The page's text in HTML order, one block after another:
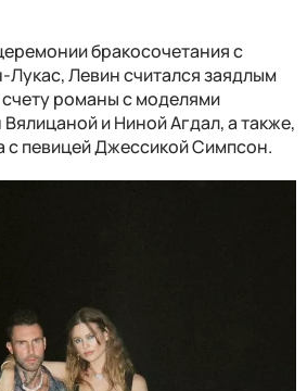
бракосочетания с
Левин считался заядлым
романы с моделями
и Ниной Агдал, а также,
с певицей Джессикой Симпсон.